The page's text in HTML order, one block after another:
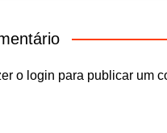
o login para publicar um